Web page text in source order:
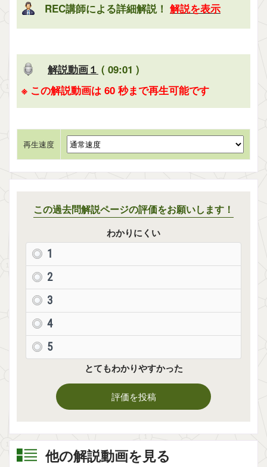
REC講師による詳細解説！ 解説を表示
解説動画１ ( 09:01 )
※ この解説動画は 60 秒まで再生可能です
再生速度
この過去問解説ページの評価をお願いします！
わかりにくい
1
2
3
4
5
とてもわかりやすかった
評価を投稿
他の解説動画を見る